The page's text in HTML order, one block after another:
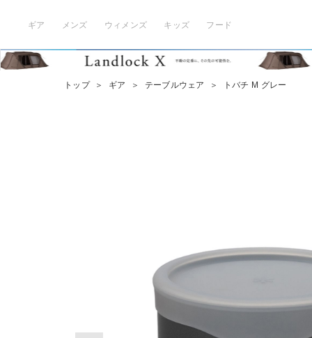
ギア メンズ ウィメンズ キッズ フード
トップ ＞ ギア ＞ テーブルウェア ＞ トバチ M グレー